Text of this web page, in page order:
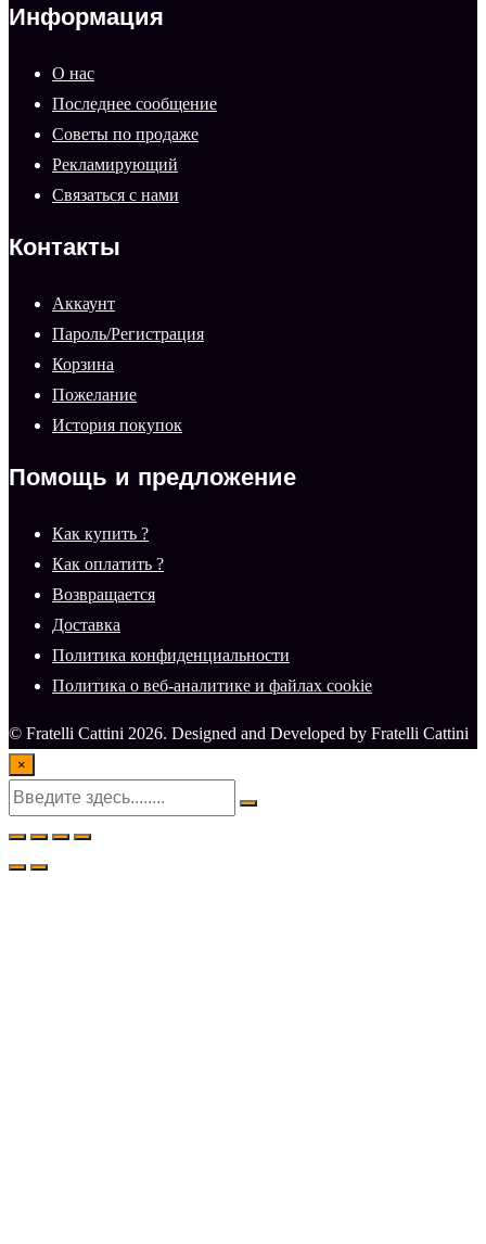
Информация
О нас
Последнее сообщение
Советы по продаже
Рекламирующий
Связаться с нами
Контакты
Аккаунт
Пароль/Регистрация
Корзина
Пожелание
История покупок
Помощь и предложение
Как купить ?
Как оплатить ?
Возвращается
Доставка
Политика конфиденциальности
Политика о веб-аналитике и файлах cookie
© Fratelli Cattini 2026. Designed and Developed by Fratelli Cattini
×